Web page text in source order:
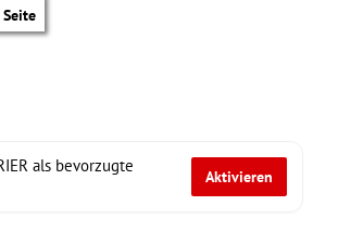
als bevorzugte
Aktivieren